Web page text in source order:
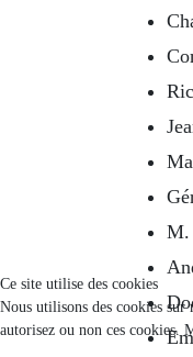
M.
Ce site utilise des cookies
Nous utilisons des cookies sur
autorisez ou non ces cookies.